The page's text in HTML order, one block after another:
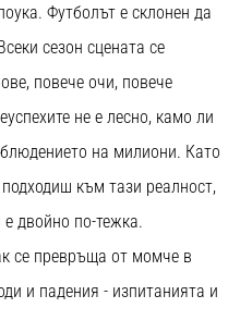
Футболът е склонен да
сезон сцената се
повече очи, повече
не е лесно, камо ли
на милиони. Като
към тази реалност,
двойно по-тежка.
се превръща от момче в
и падения - изпитанията и